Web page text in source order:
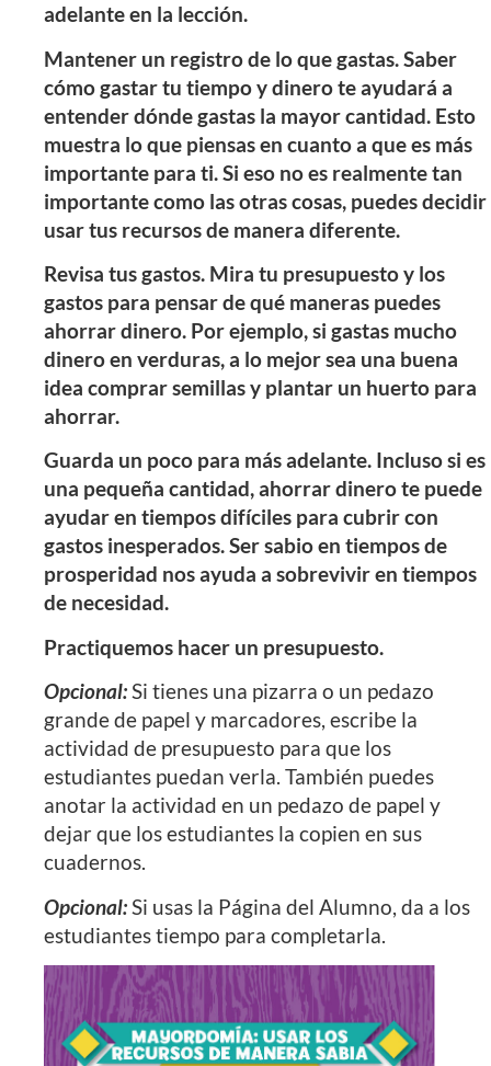
adelante en la lección.
Mantener un registro de lo que gastas. Saber
cómo gastar tu tiempo y dinero te ayudará a
entender dónde gastas la mayor cantidad. Esto
muestra lo que piensas en cuanto a que es más
importante para ti. Si eso no es realmente tan
importante como las otras cosas, puedes decidir
usar tus recursos de manera diferente.
Revisa tus gastos. Mira tu presupuesto y los
gastos para pensar de qué maneras puedes
ahorrar dinero. Por ejemplo, si gastas mucho
dinero en verduras, a lo mejor sea una buena
idea comprar semillas y plantar un huerto para
ahorrar.
Guarda un poco para más adelante. Incluso si es
una pequeña cantidad, ahorrar dinero te puede
ayudar en tiempos difíciles para cubrir con
gastos inesperados. Ser sabio en tiempos de
prosperidad nos ayuda a sobrevivir en tiempos
de necesidad.
Practiquemos hacer un presupuesto.
Opcional:Si tienes una pizarra o un pedazo
grande de papel y marcadores, escribe la
actividad de presupuesto para que los
estudiantes puedan verla. También puedes
anotar la actividad en un pedazo de papel y
dejar que los estudiantes la copien en sus
cuadernos.
Opcional:Si usas la Página del Alumno, da a los
estudiantes tiempo para completarla.